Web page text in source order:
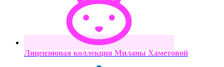
Лицензионая коллекция Миланы Хаметовой